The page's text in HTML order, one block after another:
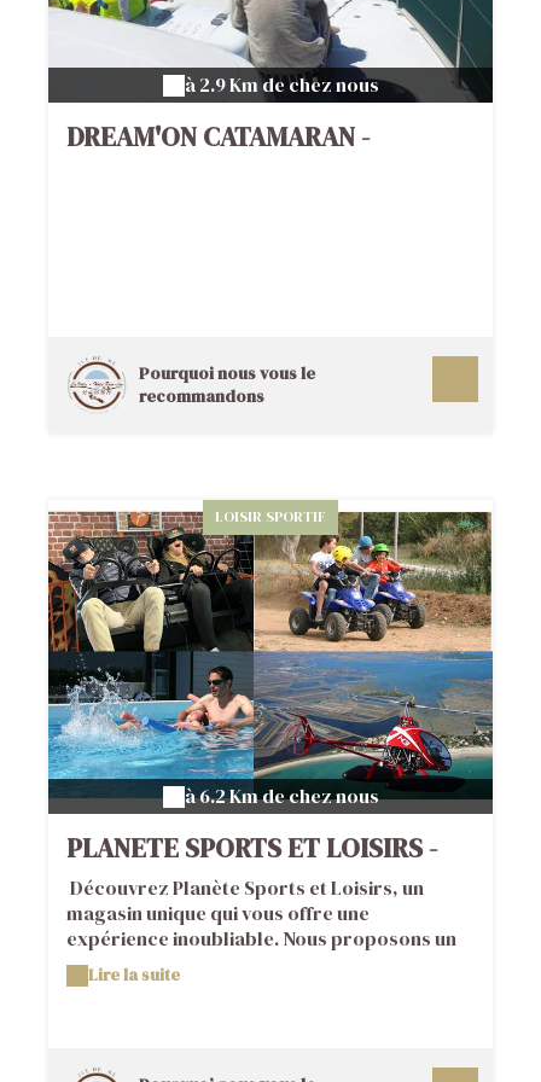
à 2.9 Km de chez nous
DREAM'ON CATAMARAN -
Pourquoi nous vous le
recommandons
LOISIR SPORTIF
à 6.2 Km de chez nous
PLANETE SPORTS ET LOISIRS -
ACTIVITES
Découvrez Planète Sports et Loisirs, un
magasin unique qui vous offre une
expérience inoubliable. Nous proposons un
concept novateur qui combine un magasin,
un atelier, une école de natation, une base de
m2 où vous pourrez essayer et comparer de
Lire la suite